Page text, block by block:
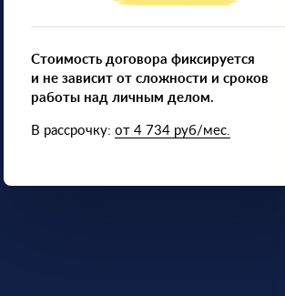
Стоимость договора фиксируется
и не зависит от сложности и сроков
работы над личным делом.
В рассрочку: от 4 734 руб/мес.